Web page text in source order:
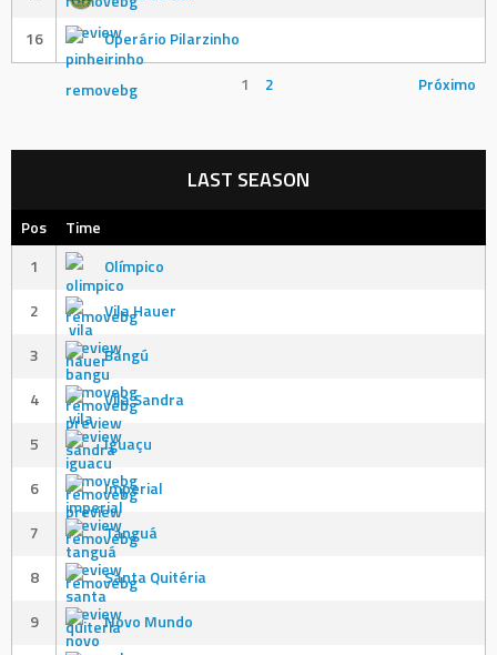
16
Operário Pilarzinho
1
2 Próximo
LAST SEASON
Pos
Time
1
Olímpico
2
Vila Hauer
3
Bangú
4
Vila Sandra
5
Iguaçu
6
Imperial
7
Tanguá
8
Santa Quitéria
9
Novo Mundo